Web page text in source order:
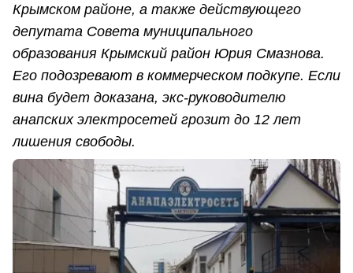
Крымском районе, а также действующего
депутата Совета муниципального
образования Крымский район Юрия Смазнова.
Его подозревают в коммерческом подкупе. Если
вина будет доказана, экс-руководителю
анапских электросетей грозит до 12 лет
лишения свободы.